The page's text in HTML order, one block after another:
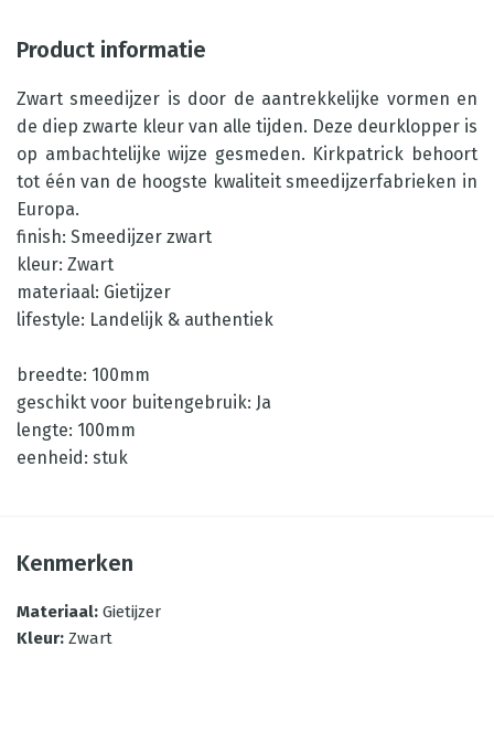
Product informatie
Zwart smeedijzer is door de aantrekkelijke vormen en
de diep zwarte kleur van alle tijden. Deze deurklopper is
op ambachtelijke wijze gesmeden. Kirkpatrick behoort
tot één van de hoogste kwaliteit smeedijzerfabrieken in
Europa.
finish: Smeedijzer zwart
kleur: Zwart
materiaal: Gietijzer
lifestyle: Landelijk & authentiek
breedte: 100mm
geschikt voor buitengebruik: Ja
lengte: 100mm
eenheid: stuk
Kenmerken
Materiaal: Gietijzer
Kleur: Zwart